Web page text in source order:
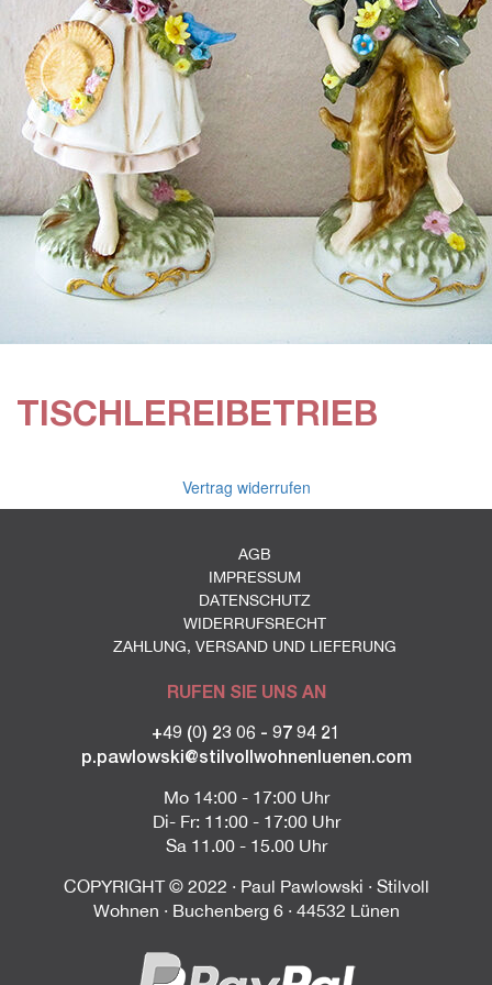
TISCHLEREIBETRIEB
Vertrag widerrufen
AGB
IMPRESSUM
DATENSCHUTZ
WIDERRUFSRECHT
ZAHLUNG, VERSAND UND LIEFERUNG
RUFEN SIE UNS AN
+49 (0) 23 06 - 97 94 21
p.pawlowski@stilvollwohnenluenen.com
Mo 14:00 - 17:00 Uhr
Di- Fr: 11:00 - 17:00 Uhr
Sa 11.00 - 15.00 Uhr
COPYRIGHT © 2022 · Paul Pawlowski · Stilvoll
Wohnen · Buchenberg 6 · 44532 Lünen